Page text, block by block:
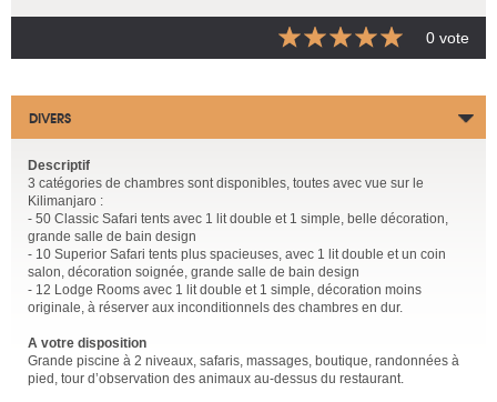
0 vote
DIVERS
Descriptif
3 catégories de chambres sont disponibles, toutes avec vue sur le
Kilimanjaro :
- 50 Classic Safari tents avec 1 lit double et 1 simple, belle décoration,
grande salle de bain design
- 10 Superior Safari tents plus spacieuses, avec 1 lit double et un coin
salon, décoration soignée, grande salle de bain design
- 12 Lodge Rooms avec 1 lit double et 1 simple, décoration moins
originale, à réserver aux inconditionnels des chambres en dur.
A votre disposition
Grande piscine à 2 niveaux, safaris, massages, boutique, randonnées à
pied, tour d’observation des animaux au-dessus du restaurant.